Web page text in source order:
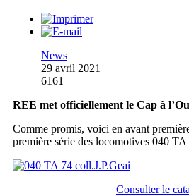
News
29 avril 2021
6161
REE met officiellement le Cap à
Comme promis, voici en avant
première série des locomotives 040 TA
Consulter le